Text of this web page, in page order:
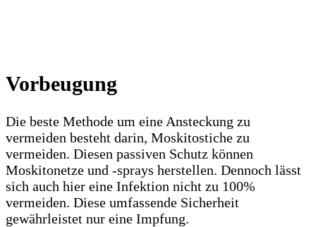
Vorbeugung
Die beste Methode um eine Ansteckung zu
vermeiden besteht darin, Moskitostiche zu
vermeiden. Diesen passiven Schutz können
Moskitonetze und -sprays herstellen. Dennoch lässt
sich auch hier eine Infektion nicht zu 100%
vermeiden. Diese umfassende Sicherheit
gewährleistet nur eine Impfung.